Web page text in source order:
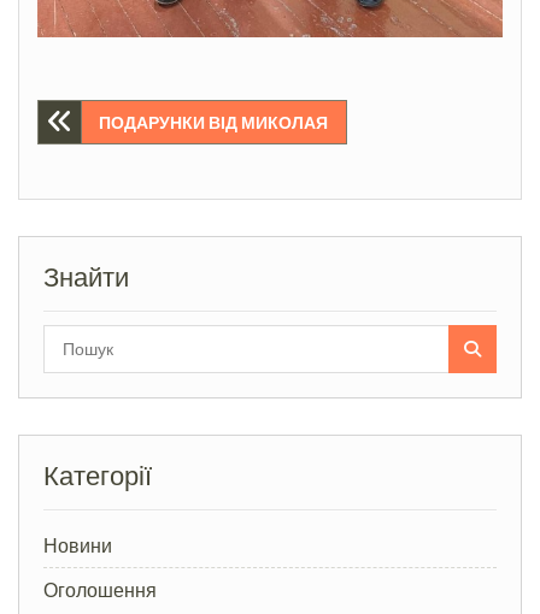
Навігація
ПОДАРУНКИ ВІД МИКОЛАЯ
Знайти
Категорії
Новини
Оголошення